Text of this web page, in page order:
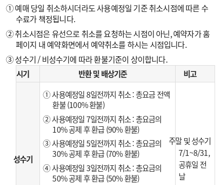
① 예매 당일 취소하시더라도 사용예정일 기준 취소시점에 따른 수
수료가 책정됩니다.
② 취소시점은 유선으로 취소를 요청하는 시점이 아닌, 예약자가 홈
페이지 내 예약화면에서 예약취소를 하시는 시점입니다.
③ 성수기 / 비성수기에 따라 환불기준이 상이합니다.
시기 반환 및 배상기준 비고
성수기
① 사용예정일 8일전까지 취소 : 총요금 전액
환불 (100% 환불)
② 사용예정일 7일전까지 취소 : 총요금의
10% 공제 후 환급 (90% 환불)
③ 사용예정일 5일전까지 취소 : 총요금의
30% 공제 후 환급 (70% 환불)
④ 사용예정일 3일전까지 취소 : 총요금의
50% 공제 후 환급 (50% 환불)
주말 및 성수기
7/1~8/31,
공휴일 전
날